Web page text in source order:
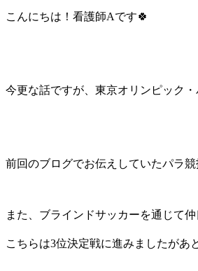
こんにちは！看護師Aです🍀
今更な話ですが、東京オリンピック
前回のブログでお伝えしていたパラ
また、ブラインドサッカーを通じて
こちらは3位決定戦に進みましたがあ